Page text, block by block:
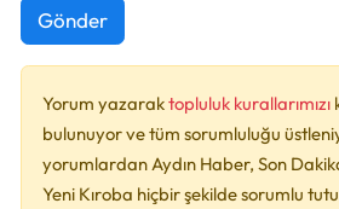
Gönder
Yorum yazaraktopluluk kurallarımızı
bulunuyor ve tüm sorumluluğu
yorumlardan Aydın Haber, Son
Yeni Kıroba hiçbir şekilde sorumlu